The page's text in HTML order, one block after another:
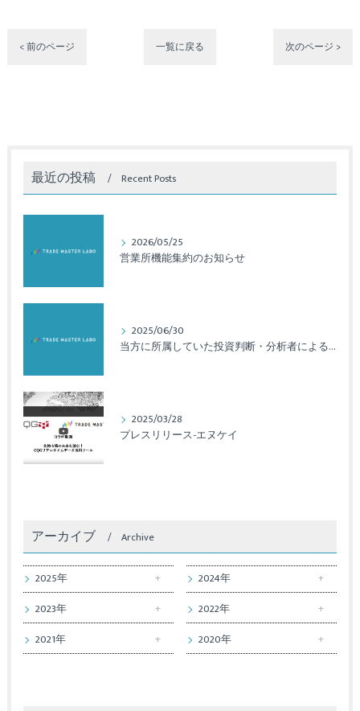
< 前のページ 一覧に戻る 次のページ >
最近の投稿 Recent Posts
2026/05/25
営業所機能集約のお知らせ
2025/06/30
当方に所属していた投資判断・分析者による法令違反のご報告と対応について
2025/03/28
プレスリリース-エヌケイ
アーカイブ Archive
2025年
2024年
2023年
2022年
2021年
2020年